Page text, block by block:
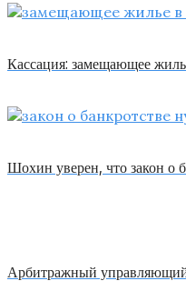
Кассация: замещающее
Шохин уверен, что закон о
Арбитражный